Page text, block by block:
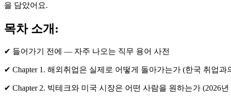
을 담았어요.
목차 소개:
✔ 들어가기 전에 — 자주 나오는 직무 용어 사전
✔ Chapter 1. 해외취업은 실제로 어떻게 돌아가는가 (한국 취업
✔ Chapter 2. 빅테크와 미국 시장은 어떤 사람을 원하는가 (2026